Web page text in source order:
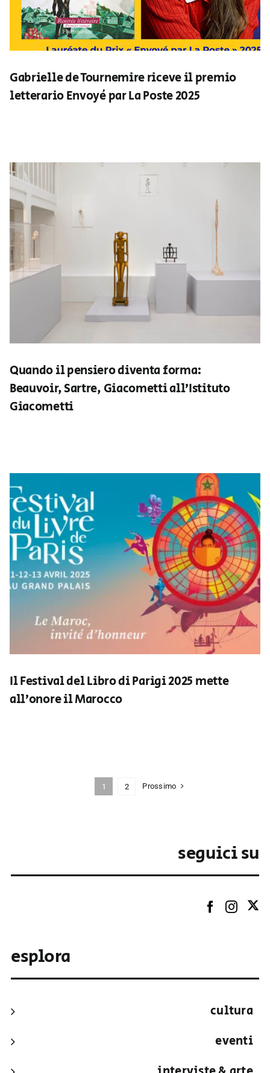
Gabrielle de Tournemire riceve il premio
letterario Envoyé par La Poste 2025
Quando il pensiero diventa forma:
Beauvoir, Sartre, Giacometti all’Istituto
Giacometti
Il Festival del Libro di Parigi 2025 mette
all’onore il Marocco
1 2 Prossimo
seguici su
esplora
cultura
eventi